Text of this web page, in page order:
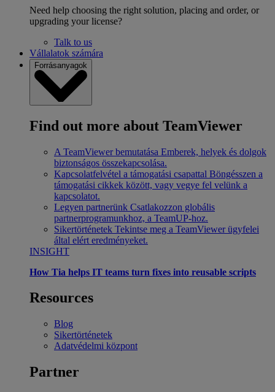
Need help choosing the right solution, placing and order, or
upgrading your license?
Talk to us
Vállalatok számára
Forrásanyagok
Find out more about TeamViewer
A TeamViewer bemutatása Emberek, helyek és dolgok
biztonságos összekapcsolása.
Kapcsolatfelvétel a támogatási csapattal Böngésszen a
támogatási cikkek között, vagy vegye fel velünk a
kapcsolatot.
Legyen partnerünk Csatlakozzon globális
partnerprogramunkhoz, a TeamUP-hoz.
Sikertörténetek Tekintse meg a TeamViewer ügyfelei
által elért eredményeket.
INSIGHT
How Tia helps IT teams turn fixes into reusable scripts
Resources
Blog
Sikertörténetek
Adatvédelmi központ
Partner